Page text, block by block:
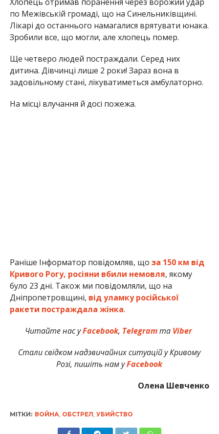
по Межівській громаді, що на Синельниківщині.
Лікарі до останнього намагалися врятувати юнака.
Зробили все, що могли, але хлопець помер.
Ще четверо людей постраждали. Серед них
дитина. Дівчинці лише 2 роки! Зараз вона в
задовільному стані, лікуватиметься амбулаторно.
На місці влучання й досі пожежа.
Раніше Інформатор повідомляв, що за 150 км від
Кривого Рогу, росіяни вбили немовля, якому
було 23 дні. Також ми повідомляли, що на
Дніпропетровщині, від уламку російської
ракети постраждала жінка.
Читайте нас уFacebook, Telegramта Viber
Стали свідком надзвичайних ситуацій у Кривому
Розі, пишіть нам уFacebook
Олена Шевченко
МІТКИ: ВОЙНА ОБСТРЕЛ УБИЙСТВО